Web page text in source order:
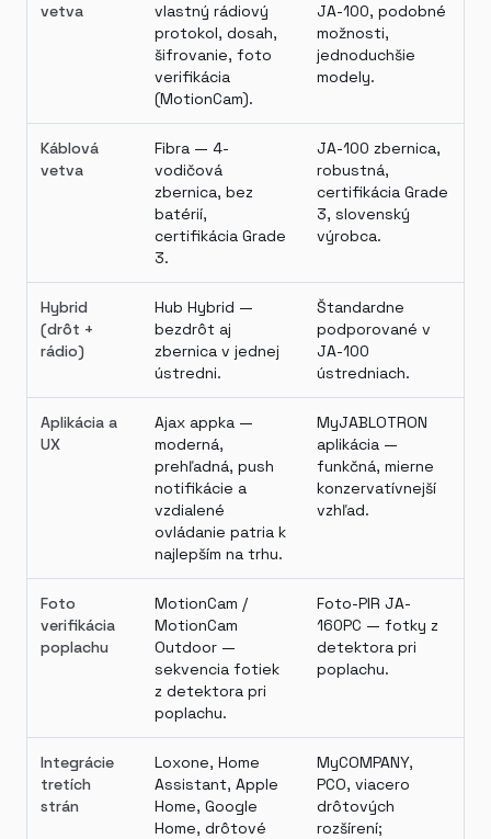
vetva
vlastný rádiový
protokol, dosah,
šifrovanie, foto
verifikácia
(MotionCam).
JA-100, podobné
možnosti,
jednoduchšie
modely.
Káblová
vetva
Fibra — 4-
vodičová
zbernica, bez
batérií,
certifikácia Grade
3.
JA-100 zbernica,
robustná,
certifikácia Grade
3, slovenský
výrobca.
Hybrid
(drôt +
rádio)
Hub Hybrid —
bezdrôt aj
zbernica v jednej
ústredni.
Štandardne
podporované v
JA-100
ústredniach.
Aplikácia a
UX
Ajax appka —
moderná,
prehľadná, push
notifikácie a
vzdialené
ovládanie patria k
najlepším na trhu.
MyJABLOTRON
aplikácia —
funkčná, mierne
konzervatívnejší
vzhľad.
Foto
verifikácia
poplachu
MotionCam /
MotionCam
Outdoor —
sekvencia fotiek
z detektora pri
poplachu.
Foto-PIR JA-
160PC — fotky z
detektora pri
poplachu.
Integrácie
tretích
strán
Loxone, Home
Assistant, Apple
Home, Google
Home, drôtové
MyCOMPANY,
PCO, viacero
drôtových
rozšírení;